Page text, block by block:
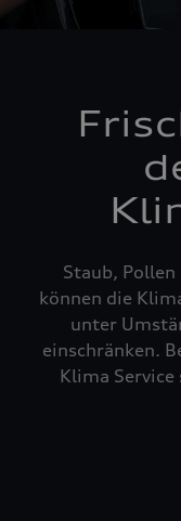
Staub,
können die
unter
einschränken.
Klima